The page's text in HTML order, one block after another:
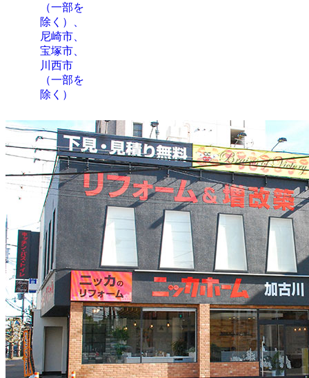
（一部を
除く）、
尼崎市、
宝塚市、
川西市
（一部を
除く）